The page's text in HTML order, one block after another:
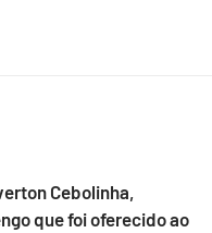
Cebolinha,
que foi oferecido ao